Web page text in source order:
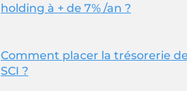
holding à + de 7% /an ?
Comment placer la trésorerie
SCI ?